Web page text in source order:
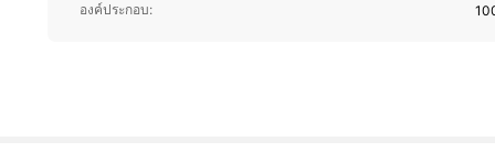
องค์ประกอบ: